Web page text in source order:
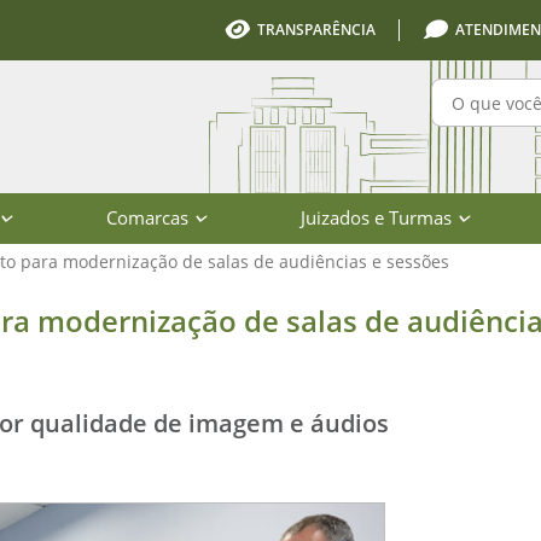
TRANSPARÊNCIA
Comarcas Juizados e Turmas
para modernização de salas de audiências e sessões
de salas de audiências e
modernização de salas de
qualidade de imagem e áudios